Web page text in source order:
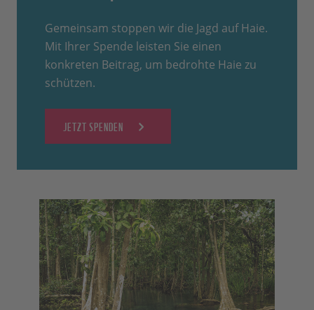
Gemeinsam stoppen wir die Jagd auf Haie.
Mit Ihrer Spende leisten Sie einen
konkreten Beitrag, um bedrohte Haie zu
schützen.
JETZT SPENDEN